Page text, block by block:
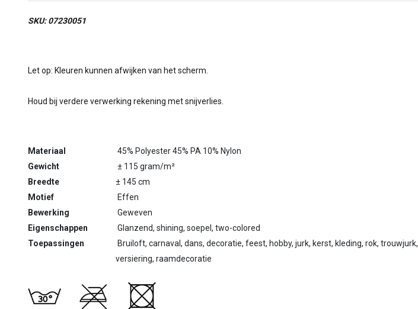
SKU: 07230051
Let op: Kleuren kunnen afwijken van het scherm.
Houd bij verdere verwerking rekening met snijverlies.
Materiaal
45% Polyester 45% PA 10% Nylon
Gewicht
± 115 gram/m²
Breedte
± 145 cm
Motief
Effen
Bewerking
Geweven
Eigenschappen
Glanzend, shining, soepel, two-colored
Toepassingen
Bruiloft, carnaval, dans, decoratie, feest, hobby, jurk, kerst, kleding, rok, trouwjurk,
versiering, raamdecoratie